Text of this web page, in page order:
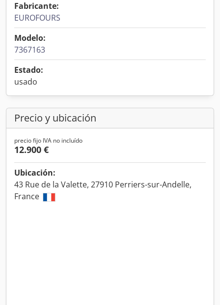
Fabricante:
EUROFOURS
Modelo:
7367163
Estado:
usado
Precio y ubicación
precio fijo IVA no incluído
12.900 €
Ubicación:
43 Rue de la Valette, 27910 Perriers-sur-Andelle,
France